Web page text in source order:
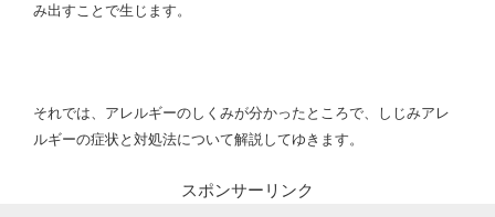
み出すことで生じます。
それでは、アレルギーのしくみが分かったところで、しじみアレ
ルギーの症状と対処法について解説してゆきます。
スポンサーリンク